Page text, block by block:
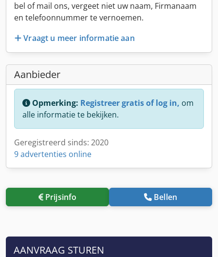
bel of mail ons, vergeet niet uw naam, Firmanaam
en telefoonnummer te vernoemen.
Vraagt u meer informatie aan
Aanbieder
Opmerking: Registreer gratis of log in, om
alle informatie te bekijken.
Geregistreerd sinds: 2020
9 advertenties online
Prijsinfo Bellen
AANVRAAG STUREN